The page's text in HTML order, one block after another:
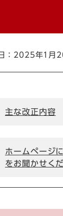
：2025年1月
主な改正内容
ホームページ
をお聞かせく